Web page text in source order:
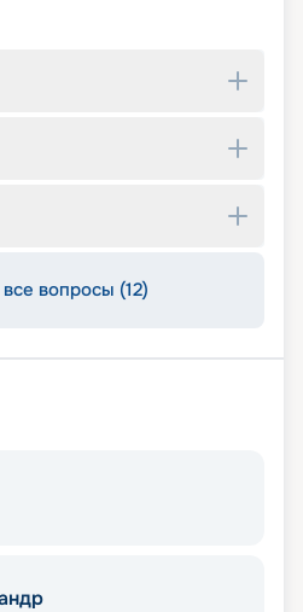
вопросы (12)